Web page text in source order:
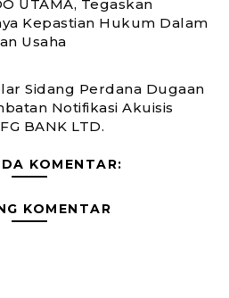
UTAMA, Tegaskan
Kepastian Hukum Dalam
Usaha
Sidang Perdana Dugaan
Notifikasi Akuisis
BANK LTD.
KOMENTAR:
KOMENTAR